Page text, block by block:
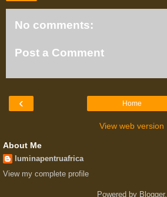
No comments:
Post a Comment
‹ Home
View web version
About Me
luminapentruafrica
View my complete profile
Powered by Blogger.